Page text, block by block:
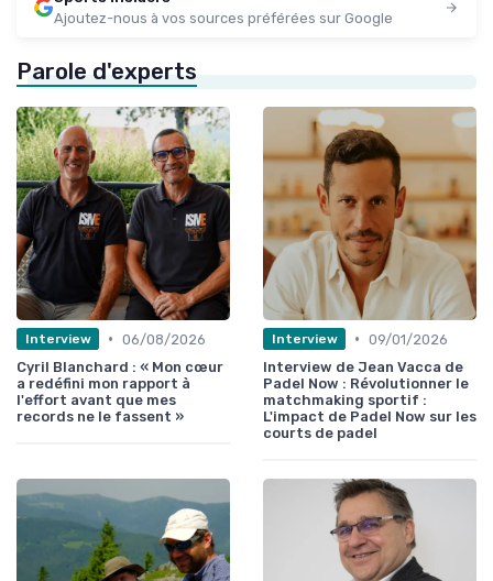
Ajoutez-nous à vos sources préférées sur Google
Parole d'experts
Interview • 06/08/2026
Cyril Blanchard : « Mon cœur
a redéfini mon rapport à
l'effort avant que mes
records ne le fassent »
Interview • 09/01/2026
Interview de Jean Vacca de
Padel Now : Révolutionner le
matchmaking sportif :
L'impact de Padel Now sur les
courts de padel